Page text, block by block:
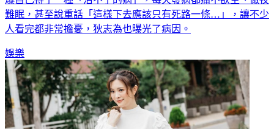
難眠，甚至說重話「這樣下去應該只有死路一條…」，讓不少
人看完都非常擔憂，狄志為也曝光了病因。
娛樂